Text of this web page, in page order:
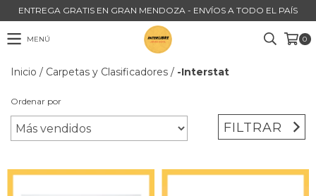
ENTREGA GRATIS EN GRAN MENDOZA - ENVÍOS A TODO EL PAÍS
MENÚ 0
Inicio / Carpetas y Clasificadores / -Interstat
Ordenar por
FILTRAR